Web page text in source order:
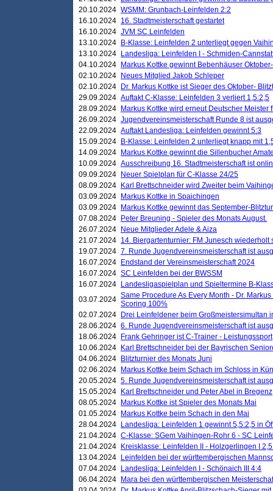
20.10.2024 WSMM: Grunbach-Leinfelden 2:2
16.10.2024 16. Stadtmeisterschaft gestartet
16.10.2024 JVM SC Leinfelden
13.10.2024
B-Klasse: Leinfelden 2 unterliegt gegen
13.10.2024
Landesliga: Leinfelden I - Schmiden-
04.10.2024
Markus Kottke gewinnt Bebenhäuser
02.10.2024
Neues Mitglied Jakob Schleper
02.10.2024
Dr. Markus Kottke ist Sieger des Oktober-
29.09.2024 Auftakt C-Klasse: Leinfelden 3 verliert 1,5:2,5
28.09.2024
Markus Kottke wird erneut Deutscher Meister
26.09.2024 Jugendvereinsmeisterschaft Runde 8 ist
22.09.2024 Auftakt Landesliga: Leinfelden gewinnt 5:3
15.09.2024
B-Klasse: Leinfelden 2 unterliegt knapp mit
14.09.2024
Markus Kottke gewinnt die Sillenbucher
10.09.2024 Ausschreibung 16. Stadtmeisterschaft ist
09.09.2024
Neuer Spielplan für C-Klasse 24/25
08.09.2024
Karl Brettschneider wird Zweiter beim
03.09.2024
Markus Kottke in Spaichingen
03.09.2024
Markus Kottke gewinnt das September-
07.08.2024
Peter Breuning - Spieler des Monats August.
26.07.2024
Neue Mitglieder Adele & Aiza
21.07.2024 14. Biergartenturnier: FM Junesch wiederholt
19.07.2024 7. Runde Jugendvereinsmeisterschaft ist
16.07.2024
Endstand der Vereinsmeisterschaft 2024
16.07.2024 SC Leinfelden bei der BWSSM
16.07.2024
Landesligaspielplan und Spieltermine B-
03.07.2024 Same Procedure As Every Month - Dr.
Scoring 100%
02.07.2024
Drei Leinfeldener beim Großmeistersimultan
28.06.2024 6. Runde Jugendvereinsmeisterschaft ist
18.06.2024
Frank Gehringer ist C-Trainer - Leistungssport
10.06.2024
Karl Brettschneider bei der Bayrischen
04.06.2024
Blitzturnier des Monats Juni
02.06.2024
Markus Kottke beim Schach im Schloss in
20.05.2024 5. Runde Jugendvereinsmeisterschaft ist
15.05.2024
Karl Brettschneider und Peter Abel in Bregenz
08.05.2024
Markus Kottke ist Spieler des Monats Mai
01.05.2024
Markus Kottke beim Schach in den Mai
28.04.2024
Landesliga: Leinfelden 1 gewinnt 5,5:2,5 in
21.04.2024 C-Klasse: SGem Vaihingen-Rohr 6 - SC
21.04.2024
Kreisklasse: Leinfelden II - Holzgerlingen I
13.04.2024
Leinfelden bei der württembergischen
07.04.2024
Landesliga: Leinfelden I - Schönaich III 4:4
06.04.2024
Mara bei den württembergischen